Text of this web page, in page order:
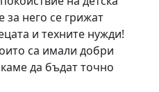
за него се грижат
и техните нужди!
са имали добри
да бъдат точно